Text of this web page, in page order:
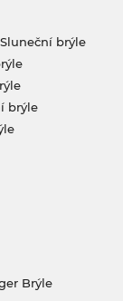
brýle
brýle
Brýle